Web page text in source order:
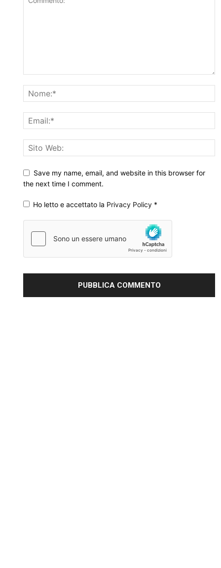
Save my name, email, and website in this browser for
the next time I comment.
Ho letto e accettato la Privacy Policy *